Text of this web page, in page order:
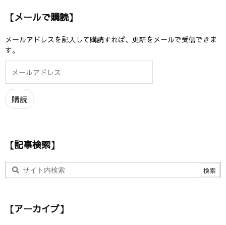
【メールで購読】
メールアドレスを記入して購読すれば、更新をメールで受信できま
す。
ル
ア
ド
購読
【記事検索】
【アーカイブ】